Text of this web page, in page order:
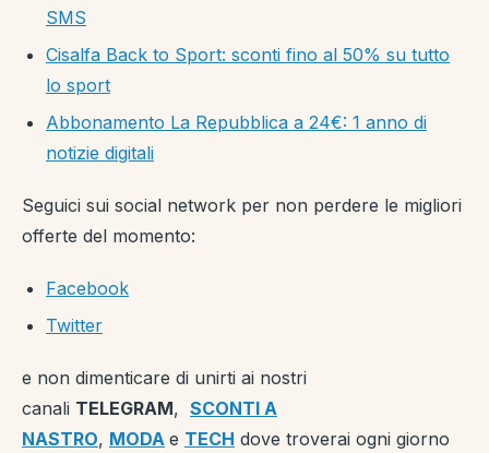
SMS
Cisalfa Back to Sport: sconti fino al 50% su tutto
lo sport
Abbonamento La Repubblica a 24€: 1 anno di
notizie digitali
Seguici sui social network per non perdere le migliori
offerte del momento:
Facebook
Twitter
e non dimenticare di unirti ai nostri
canali TELEGRAM, SCONTI A
NASTRO, MODA e TECH dove troverai ogni giorno